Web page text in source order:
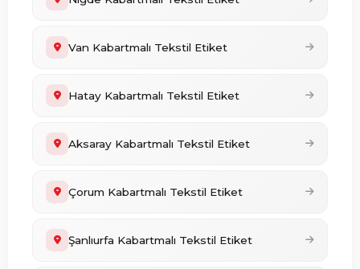
Van Kabartmalı Tekstil Etiket
Hatay Kabartmalı Tekstil Etiket
Aksaray Kabartmalı Tekstil Etiket
Çorum Kabartmalı Tekstil Etiket
Şanlıurfa Kabartmalı Tekstil Etiket